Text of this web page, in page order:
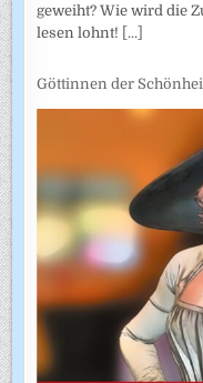
geweiht? Wie wird die
lesen lohnt! [...]
Göttinnen der